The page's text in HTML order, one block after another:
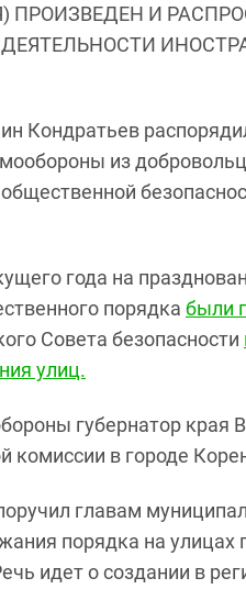
И
Кондратьев
из
года на
порядка были
Совета безопасности
улиц.
губернатор края
комиссии в городе
главам
порядка на улицах
идет о создании в